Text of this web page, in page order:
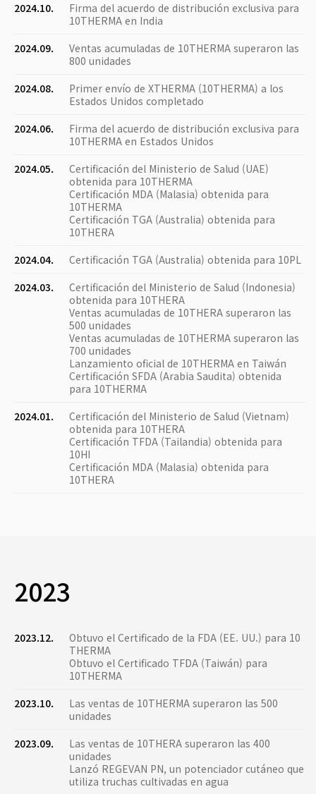
2024.10.
Firma del acuerdo de distribución exclusiva para
10THERMA en India
2024.09.
Ventas acumuladas de 10THERMA superaron las
800 unidades
2024.08.
Primer envío de XTHERMA (10THERMA) a los
Estados Unidos completado
2024.06.
Firma del acuerdo de distribución exclusiva para
10THERMA en Estados Unidos
2024.05.
Certificación del Ministerio de Salud (UAE)
obtenida para 10THERMA
Certificación MDA (Malasia) obtenida para
10THERMA
Certificación TGA (Australia) obtenida para
10THERA
2024.04.
Certificación TGA (Australia) obtenida para 10PL
2024.03.
Certificación del Ministerio de Salud (Indonesia)
obtenida para 10THERA
Ventas acumuladas de 10THERA superaron las
500 unidades
Ventas acumuladas de 10THERMA superaron las
700 unidades
Lanzamiento oficial de 10THERMA en Taiwán
Certificación SFDA (Arabia Saudita) obtenida
para 10THERMA
2024.01.
Certificación del Ministerio de Salud (Vietnam)
obtenida para 10THERA
Certificación TFDA (Tailandia) obtenida para
10HI
Certificación MDA (Malasia) obtenida para
10THERA
2023
2023.12.
Obtuvo el Certificado de la FDA (EE. UU.) para 10
THERMA
Obtuvo el Certificado TFDA (Taiwán) para
10THERMA
2023.10.
Las ventas de 10THERMA superaron las 500
unidades
2023.09.
Las ventas de 10THERA superaron las 400
unidades
Lanzó REGEVAN PN, un potenciador cutáneo que
utiliza truchas cultivadas en agua